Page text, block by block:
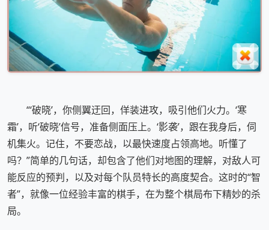
“‘破晓’，你侧翼迂回，佯装进攻，吸引他们火力。‘寒
霜’，听‘破晓’信号，准备侧面压上。‘影袭’，跟在我身后，伺
机集火。记住，不要恋战，以最快速度占领高地。听懂了
吗？”简单的几句话，却包含了他们对地图的理解，对敌人可
能反应的预判，以及对每个队员特长的高度契合。这时的“智
者”，就像一位经验丰富的棋手，在为整个棋局布下精妙的杀
局。